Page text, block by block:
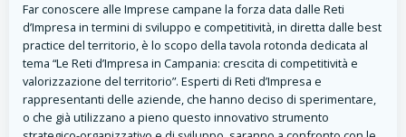
Far conoscere alle Imprese campane la forza data dalle Reti
d’Impresa in termini di sviluppo e competitività, in diretta dalle best
practice del territorio, è lo scopo della tavola rotonda dedicata al
tema “Le Reti d’Impresa in Campania: crescita di competitività e
valorizzazione del territorio”. Esperti di Reti d’Impresa e
rappresentanti delle aziende, che hanno deciso di sperimentare,
o che già utilizzano a pieno questo innovativo strumento